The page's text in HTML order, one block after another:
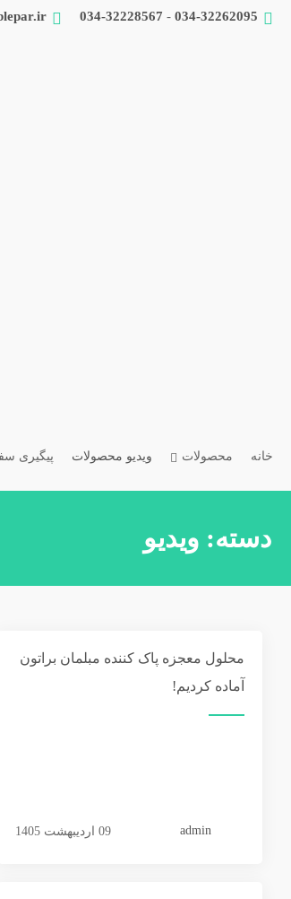
034-32262095
-
034-32228567
خانه محصولات ویدیو محصولات پیگیری
دسته: ویدیو
محلول معجزه پاک کننده مبلمان براتون
آماده کردیم!
admin 09 اردیبهشت 1405